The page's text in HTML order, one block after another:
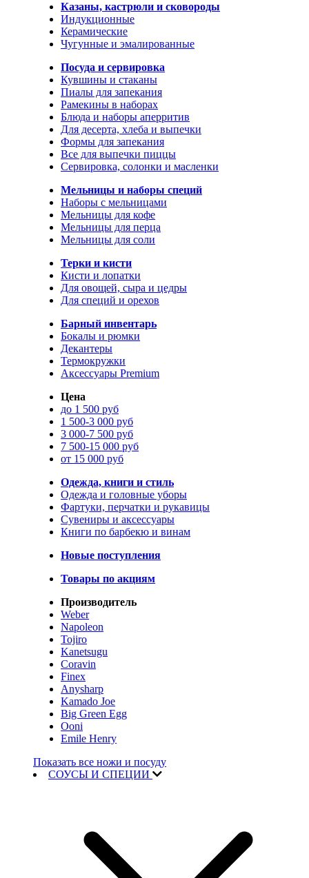
Казаны, кастрюли и сковороды
Индукционные
Керамические
Чугунные и эмалированные
Посуда и сервировка
Кувшины и стаканы
Пиалы для запекания
Рамекины в наборах
Блюда и наборы аперритив
Для десерта, хлеба и выпечки
Формы для запекания
Все для выпечки пиццы
Сервировка, солонки и масленки
Мельницы и наборы специй
Наборы с мельницами
Мельницы для кофе
Мельницы для перца
Мельницы для соли
Терки и кисти
Кисти и лопатки
Для овощей, сыра и цедры
Для специй и орехов
Барный инвентарь
Бокалы и рюмки
Декантеры
Термокружки
Аксессуары Premium
Цена
до 1 500 руб
1 500-3 000 руб
3 000-7 500 руб
7 500-15 000 руб
от 15 000 руб
Одежда, книги и стиль
Одежда и головные уборы
Фартуки, перчатки и рукавицы
Сувениры и аксессуары
Книги по барбекю и винам
Новые поступления
Товары по акциям
Производитель
Weber
Napoleon
Tojiro
Kanetsugu
Coravin
Finex
Anysharp
Kamado Joe
Big Green Egg
Ooni
Emile Henry
Показать все ножи и посуду
СОУСЫ И СПЕЦИИ